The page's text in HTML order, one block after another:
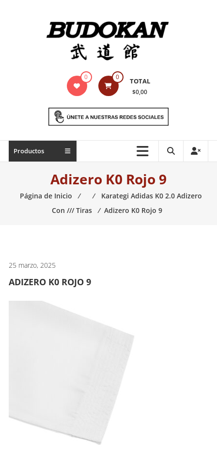
Indumentaria
marciales
Todo
necesario
0 0 TOTAL
$0,00
Productos
Adizero K0 Rojo 9
Página de Inicio ⁄ ⁄
Karategi Adidas K0 2.0 Adizero
Con /// Tiras
⁄ Adizero K0 Rojo 9
25 marzo, 2025
ADIZERO K0 ROJO 9